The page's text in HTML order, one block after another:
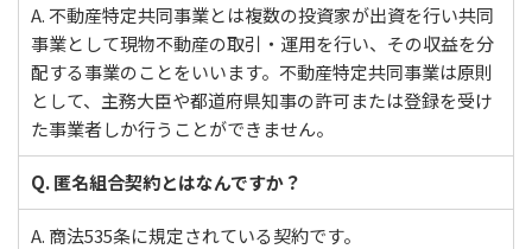
A. 不動産特定共同事業とは複数の投資家が出資を行い共同
事業として現物不動産の取引・運用を行い、その収益を分
配する事業のことをいいます。不動産特定共同事業は原則
として、主務大臣や都道府県知事の許可または登録を受け
た事業者しか行うことができません。
Q. 匿名組合契約とはなんですか？
A. 商法535条に規定されている契約です。